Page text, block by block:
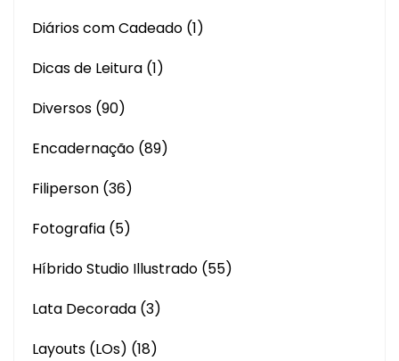
Diários com Cadeado (1)
Dicas de Leitura (1)
Diversos (90)
Encadernação (89)
Filiperson (36)
Fotografia (5)
Híbrido Studio Illustrado (55)
Lata Decorada (3)
Layouts (LOs) (18)